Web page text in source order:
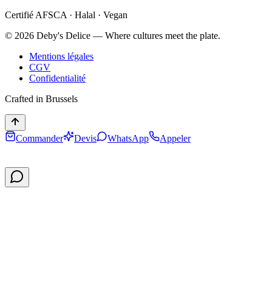
Certifié AFSCA · Halal · Vegan
© 2026 Deby's Delice — Where cultures meet the plate.
Mentions légales
CGV
Confidentialité
Crafted in Brussels
Commander Devis WhatsApp Appeler